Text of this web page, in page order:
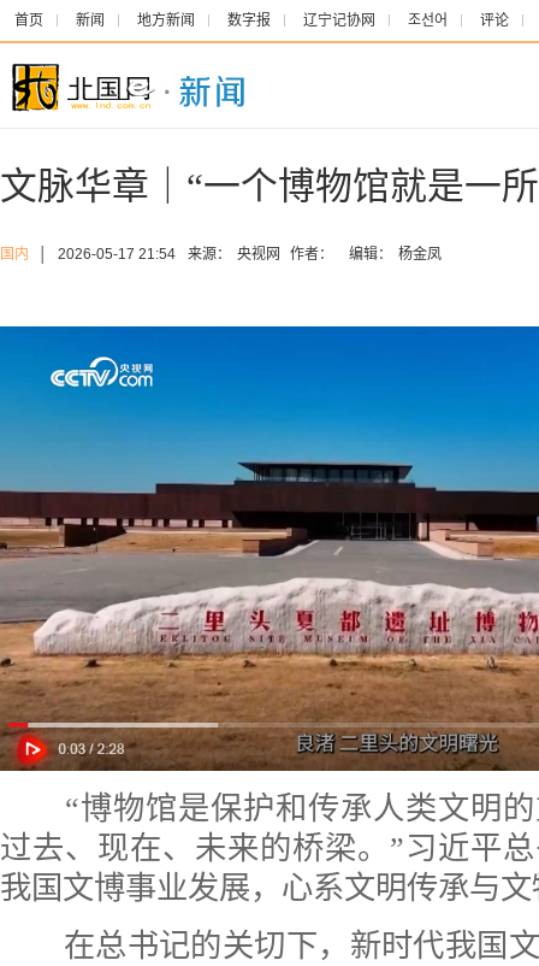
首页 新闻 地方新闻 数字报 辽宁记协网 조선어 评论
文脉华章｜“一个博物馆就是一
国内 2026-05-17 21:54 来源： 央视网 作者： 编辑： 杨金凤
“博物馆是保护和传承人类文明的
过去、现在、未来的桥梁。”习近平
我国文博事业发展，心系文明传承与
在总书记的关切下，新时代我国文